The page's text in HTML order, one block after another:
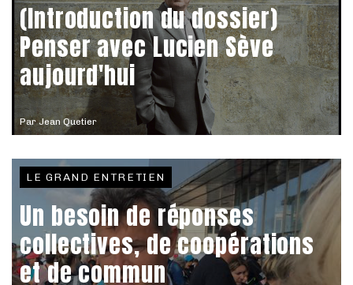
ParJean Quetier
(Introduction du dossier)
Penser avec Lucien Sève
aujourd'hui
LE GRAND ENTRETIEN
Un besoin de réponses
collectives, de coopérations
et de commun